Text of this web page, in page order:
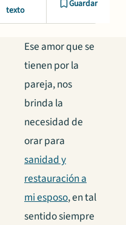
texto
Guardar
Ese amor que se
tienen por la
pareja, nos
brinda la
necesidad de
orar para
sanidad y
restauración a
mi esposo, en tal
sentido siempre